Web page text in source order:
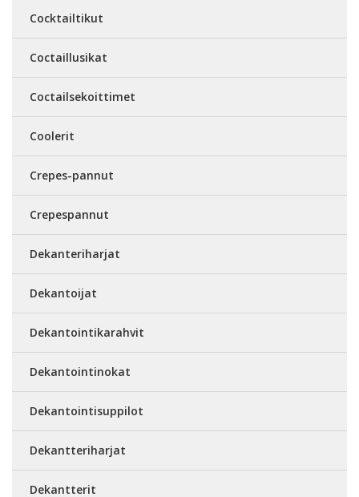
Cocktailtikut
Coctaillusikat
Coctailsekoittimet
Coolerit
Crepes-pannut
Crepespannut
Dekanteriharjat
Dekantoijat
Dekantointikarahvit
Dekantointinokat
Dekantointisuppilot
Dekantteriharjat
Dekantterit